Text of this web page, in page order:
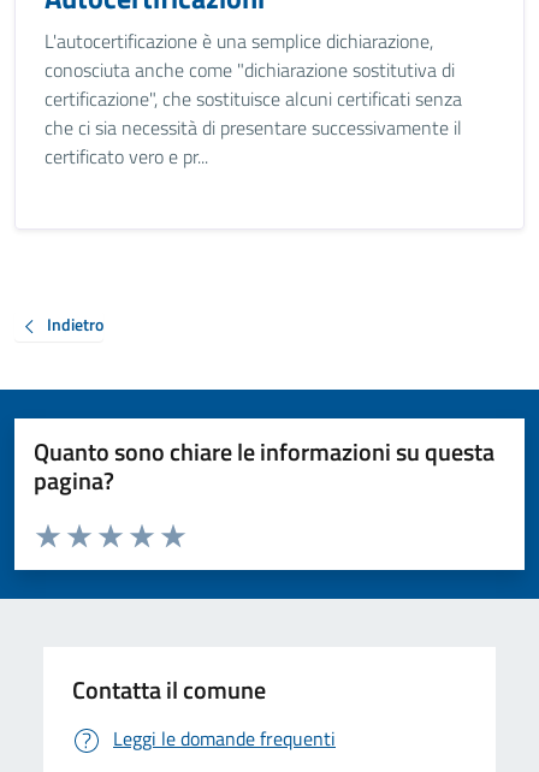
L'autocertificazione è una semplice dichiarazione,
conosciuta anche come "dichiarazione sostitutiva di
certificazione", che sostituisce alcuni certificati senza
che ci sia necessità di presentare successivamente il
certificato vero e pr...
Indietro
Quanto sono chiare le informazioni su questa
pagina?
Valuta da 1 a 5 stelle la pagina
Valuta 5 stelle su 5
Valuta 4 stelle su 5
Valuta 3 stelle su 5
Valuta 2 stelle su 5
Valuta 1 stelle su 5
Contatta il comune
Leggi le domande frequenti